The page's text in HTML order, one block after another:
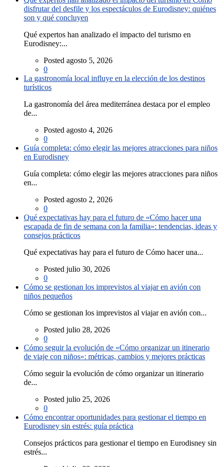
disfrutar del desfile y los espectáculos de Eurodisney: quiénes
son y qué concluyen
Qué expertos han analizado el impacto del turismo en
Eurodisney:...
Posted agosto 5, 2026
0
La gastronomía local influye en la elección de los destinos
turísticos
La gastronomía del área mediterránea destaca por el empleo
de...
Posted agosto 4, 2026
0
Guía completa: cómo elegir las mejores atracciones para niños
en Eurodisney
Guía completa: cómo elegir las mejores atracciones para niños
en...
Posted agosto 2, 2026
0
Qué expectativas hay para el futuro de «Cómo hacer una
escapada de fin de semana con la familia»: tendencias, ideas y
consejos prácticos
Qué expectativas hay para el futuro de Cómo hacer una...
Posted julio 30, 2026
0
Cómo se gestionan los imprevistos al viajar en avión con
niños pequeños
Cómo se gestionan los imprevistos al viajar en avión con...
Posted julio 28, 2026
0
Cómo seguir la evolución de «Cómo organizar un itinerario
de viaje con niños»: métricas, cambios y mejores prácticas
Cómo seguir la evolución de cómo organizar un itinerario
de...
Posted julio 25, 2026
0
Cómo encontrar oportunidades para gestionar el tiempo en
Eurodisney sin estrés: guía práctica
Consejos prácticos para gestionar el tiempo en Eurodisney sin
estrés...